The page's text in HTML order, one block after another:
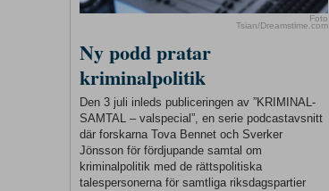
Foto
Tsian/Dreamstime.com
Ny podd pratar
kriminalpolitik
Den 3 juli inleds publiceringen av ”KRIMINAL-
SAMTAL – valspecial”, en serie podcastavsnitt
där forskarna Tova Bennet och Sverker
Jönsson för fördjupande samtal om
kriminalpolitik med de rättspolitiska
talespersonerna för samtliga riksdagspartier